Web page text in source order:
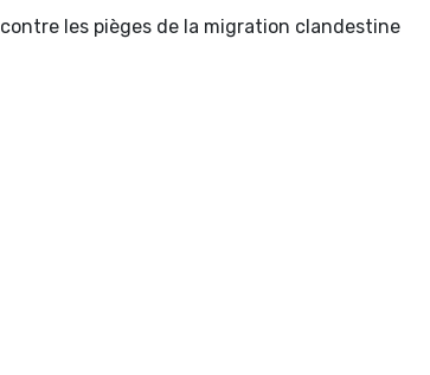
les pièges de la migration clandestine